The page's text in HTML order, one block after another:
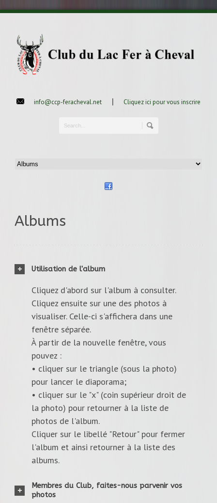
info@ccp-feracheval.net | Cliquez ici pour vous inscrire
Albums
Utilisation de l'album
Cliquez d'abord sur l'album à consulter.
Cliquez ensuite sur une des photos à
visualiser. Celle-ci s'affichera dans une
fenêtre séparée.
À partir de la nouvelle fenêtre, vous
pouvez :
• cliquer sur le triangle (sous la photo)
pour lancer le diaporama;
• cliquer sur le "x" (coin supérieur droit de
la photo) pour retourner à la liste de
photos de l'album.
Cliquer sur le libellé "Retour" pour fermer
l'album et ainsi retourner à la liste des
albums.
Membres du Club, faites-nous parvenir vos
photos